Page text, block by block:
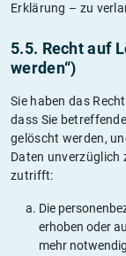
Erklärung – zu
5.5. Recht auf
werden“)
Sie haben das
dass Sie
gelöscht werden,
Daten unverzüglich
zutrifft:
Die
erhoben oder
mehr